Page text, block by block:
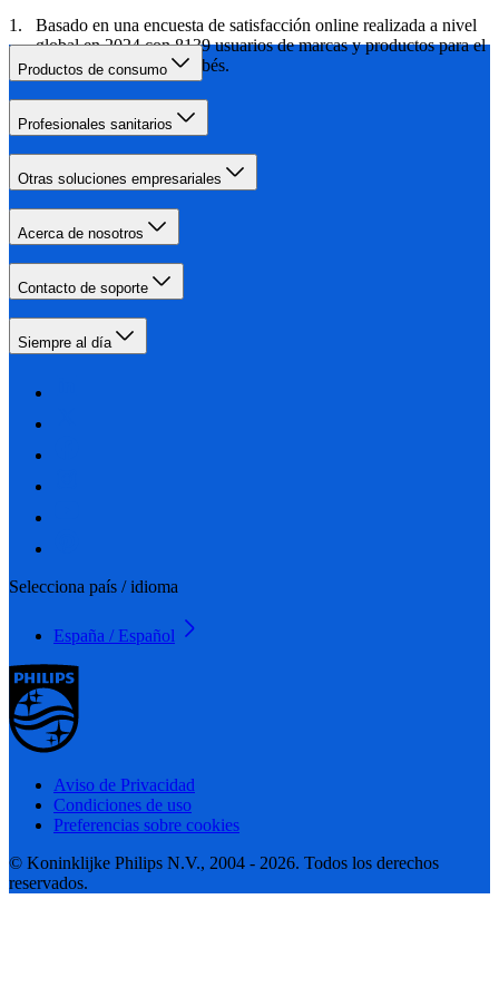
Basado en una encuesta de satisfacción online realizada a nivel
global en 2024 con 8139 usuarios de marcas y productos para el
cuidado de madres y bebés.
Productos de consumo
Profesionales sanitarios
Otras soluciones empresariales
Acerca de nosotros
Contacto de soporte
Siempre al día
Selecciona país / idioma
España / Español
Aviso de Privacidad
Condiciones de uso
Preferencias sobre cookies
© Koninklijke Philips N.V., 2004 - 2026. Todos los derechos
reservados.